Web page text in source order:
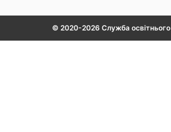
© 2020-2026 Служба